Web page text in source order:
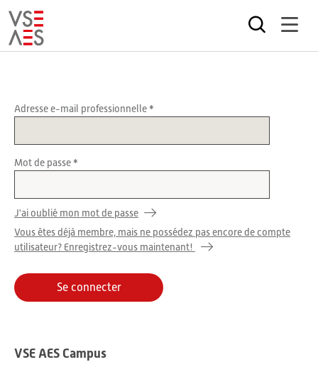
Adresse e-mail professionnelle
Mot de passe
J'ai oublié mon mot de passe
Vous êtes déjà membre, mais ne possédez pas encore de compte
utilisateur? Enregistrez-vous maintenant!
VSE AES Campus